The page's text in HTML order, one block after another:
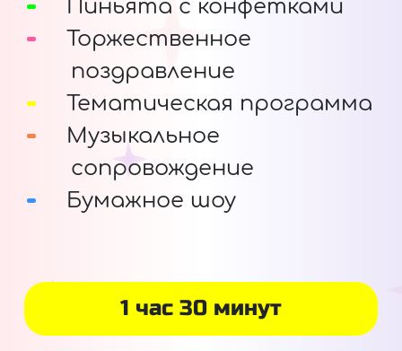
Пиньята с конфетками
Торжественное
поздравление
Тематическая программа
Музыкальное
сопровождение
Бумажное шоу
1 час 30 минут